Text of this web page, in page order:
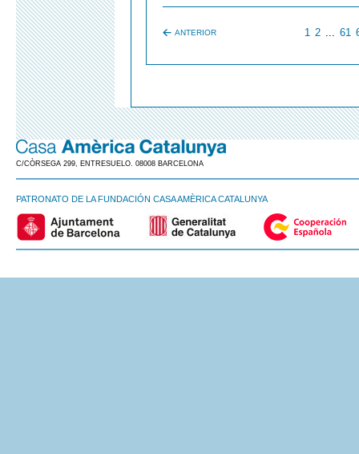
ANTERIOR 1 2 ... 61
C/CÒRSEGA 299, ENTRESUELO. 08008 BARCELONA
PATRONATO DE LA FUNDACIÓN CASA AMÈRICA CATALUNYA